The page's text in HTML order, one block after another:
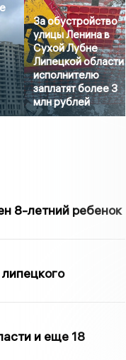
За обустройство
улицы Ленина в
Сухой Лубне
Липецкой области
исполнителю
заплатят более 3
млн рублей
8-летний ребенок
и еще 18